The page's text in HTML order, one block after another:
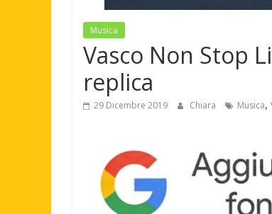
Musica
Vasco Non Stop
replica
29 Dicembre 2019 Chiara Musica,